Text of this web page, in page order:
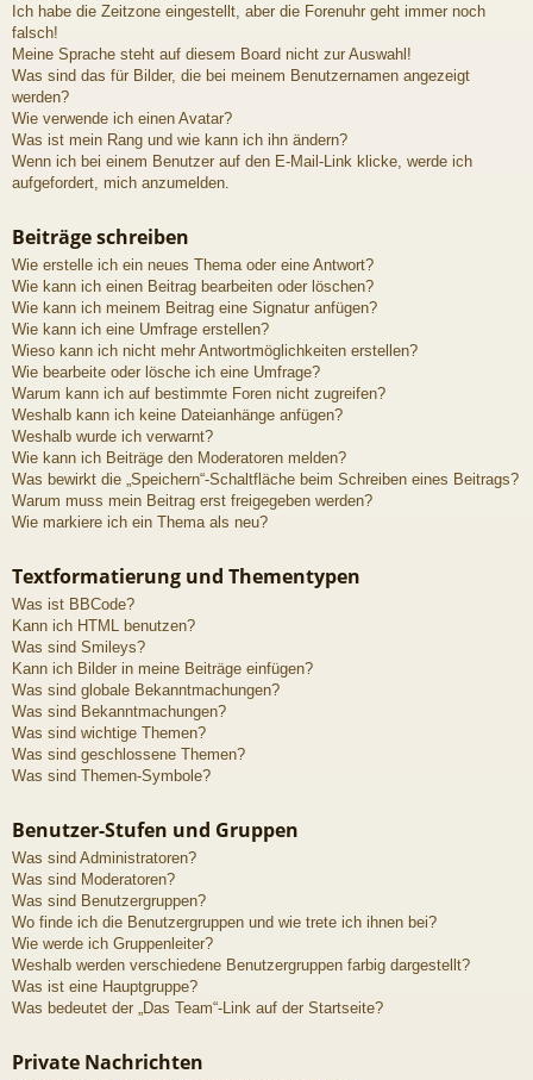
Ich habe die Zeitzone eingestellt, aber die Forenuhr geht immer noch
falsch!
Meine Sprache steht auf diesem Board nicht zur Auswahl!
Was sind das für Bilder, die bei meinem Benutzernamen angezeigt
werden?
Wie verwende ich einen Avatar?
Was ist mein Rang und wie kann ich ihn ändern?
Wenn ich bei einem Benutzer auf den E-Mail-Link klicke, werde ich
aufgefordert, mich anzumelden.
Beiträge schreiben
Wie erstelle ich ein neues Thema oder eine Antwort?
Wie kann ich einen Beitrag bearbeiten oder löschen?
Wie kann ich meinem Beitrag eine Signatur anfügen?
Wie kann ich eine Umfrage erstellen?
Wieso kann ich nicht mehr Antwortmöglichkeiten erstellen?
Wie bearbeite oder lösche ich eine Umfrage?
Warum kann ich auf bestimmte Foren nicht zugreifen?
Weshalb kann ich keine Dateianhänge anfügen?
Weshalb wurde ich verwarnt?
Wie kann ich Beiträge den Moderatoren melden?
Was bewirkt die „Speichern“-Schaltfläche beim Schreiben eines Beitrags?
Warum muss mein Beitrag erst freigegeben werden?
Wie markiere ich ein Thema als neu?
Textformatierung und Thementypen
Was ist BBCode?
Kann ich HTML benutzen?
Was sind Smileys?
Kann ich Bilder in meine Beiträge einfügen?
Was sind globale Bekanntmachungen?
Was sind Bekanntmachungen?
Was sind wichtige Themen?
Was sind geschlossene Themen?
Was sind Themen-Symbole?
Benutzer-Stufen und Gruppen
Was sind Administratoren?
Was sind Moderatoren?
Was sind Benutzergruppen?
Wo finde ich die Benutzergruppen und wie trete ich ihnen bei?
Wie werde ich Gruppenleiter?
Weshalb werden verschiedene Benutzergruppen farbig dargestellt?
Was ist eine Hauptgruppe?
Was bedeutet der „Das Team“-Link auf der Startseite?
Private Nachrichten